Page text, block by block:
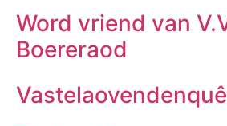
Word vriend van
Boereraod